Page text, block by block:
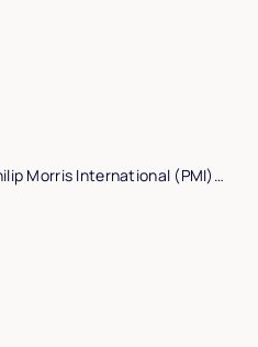
Morris International (PMI)…